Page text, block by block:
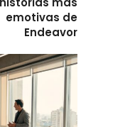
emotivas de
Endeavor